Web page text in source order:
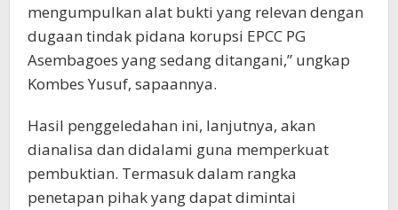
mengumpulkan alat bukti yang relevan dengan
dugaan tindak pidana korupsi EPCC PG
Asembagoes yang sedang ditangani,” ungkap
Kombes Yusuf, sapaannya.
Hasil penggeledahan ini, lanjutnya, akan
dianalisa dan didalami guna memperkuat
pembuktian. Termasuk dalam rangka
penetapan pihak yang dapat dimintai